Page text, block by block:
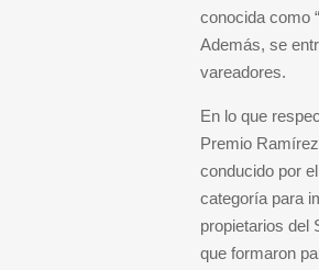
conocida como
Además, se
vareadores.
En lo que
Premio
conducido por
categoría para
propietarios del
que formaron